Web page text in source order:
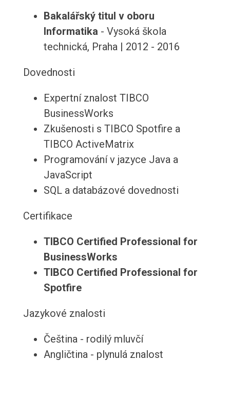
Bakalářský titul v oboru
Informatika - Vysoká škola
technická, Praha | 2012 - 2016
Dovednosti
Expertní znalost TIBCO
BusinessWorks
Zkušenosti s TIBCO Spotfire a
TIBCO ActiveMatrix
Programování v jazyce Java a
JavaScript
SQL a databázové dovednosti
Certifikace
TIBCO Certified Professional for
BusinessWorks
TIBCO Certified Professional for
Spotfire
Jazykové znalosti
Čeština - rodilý mluvčí
Angličtina - plynulá znalost